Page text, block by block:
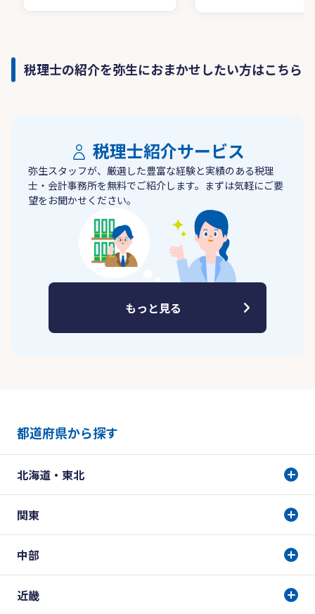
税理士の紹介を弥生におまかせしたい方はこちら
税理士紹介サービス
弥生スタッフが、厳選した豊富な経験と実績のある税理
士・会計事務所を無料でご紹介します。まずは気軽にご要
望をお聞かせください。
もっと見る
都道府県から探す
北海道・東北
関東
中部
近畿